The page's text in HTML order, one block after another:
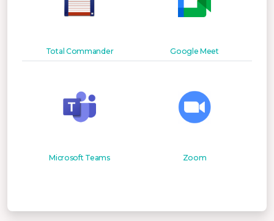
Total Commander Google Meet
Microsoft Teams Zoom